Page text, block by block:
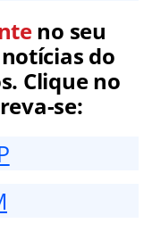
no seu
do
Clique no
se: